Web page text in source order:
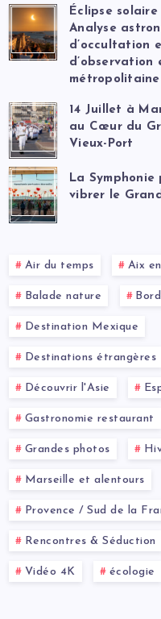
Éclipse
Analyse
d’occultation
d’observation
métropolitaine
14 Juillet à
au Cœur du
Vieux-Port
La
vibrer le
Air du temps Aix
Balade nature
Destination Mexique
Destinations étrangères
Découvrir l'Asie
Gastronomie restaurant
Grandes photos
Marseille et alentours
Provence / Sud de la
Rencontres & Séduction
Vidéo 4K écologie